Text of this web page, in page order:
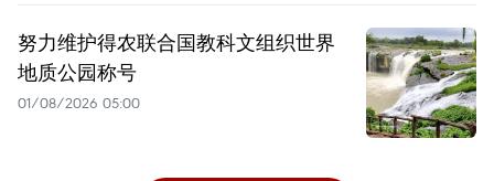
努力维护得农联合国教科文组织世界
地质公园称号
01/08/2026 05:00